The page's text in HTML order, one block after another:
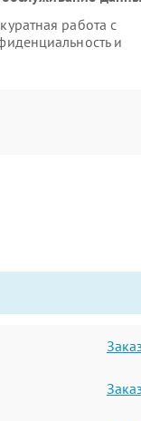
работа с
и